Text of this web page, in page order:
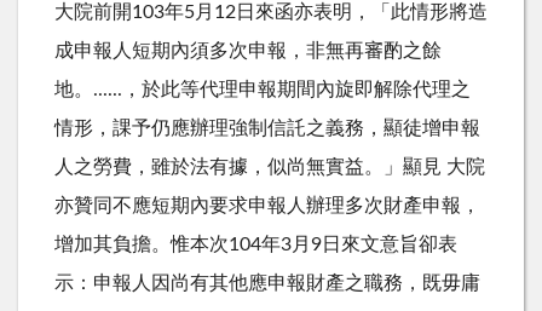
大院前開103年5月12日來函亦表明，「此情形將造
成申報人短期內須多次申報，非無再審酌之餘
地。......，於此等代理申報期間內旋即解除代理之
情形，課予仍應辦理強制信託之義務，顯徒增申報
人之勞費，雖於法有據，似尚無實益。」顯見 大院
亦贊同不應短期內要求申報人辦理多次財產申報，
增加其負擔。惟本次104年3月9日來文意旨卻表
示：申報人因尚有其他應申報財產之職務，既毋庸